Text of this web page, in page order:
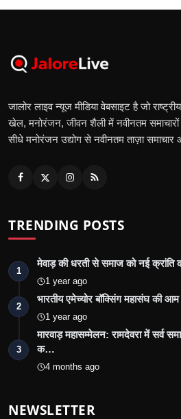
जालोर लाइव न्यूज मीडिया वेबसाइट है जो
खेल, मनोरंजन, जीवन शैली में नवीनतम
सीधे मनोरंजन उद्योग से नवीनतम ताज़ा समाचार
TRENDING POSTS
1
मेवाड़ की धरती से समाज को नई क्रांति
1 year ago
2
भारतीय एमेच्योर बॉक्सिंग महासंघ की
1 year ago
3
मारवाड़ महासम्मेलन: रामदेवरा में सर्व
क…
4 months ago
NEWSLETTER